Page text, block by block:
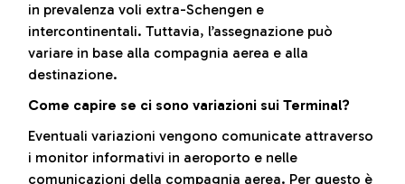
in prevalenza voli extra-Schengen e
intercontinentali. Tuttavia, l’assegnazione può
variare in base alla compagnia aerea e alla
destinazione.
Come capire se ci sono variazioni sui Terminal?
Eventuali variazioni vengono comunicate attraverso
i monitor informativi in aeroporto e nelle
comunicazioni della compagnia aerea. Per questo è